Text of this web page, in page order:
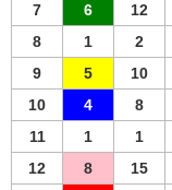
7
6 12
8
1 2
9
5 10
10
4 8
11
1 1
12
8 15